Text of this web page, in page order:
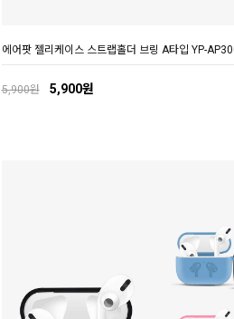
에어팟 젤리케이스 스트랩홀더 브링 A타입 YP-
5,900원 5,900원